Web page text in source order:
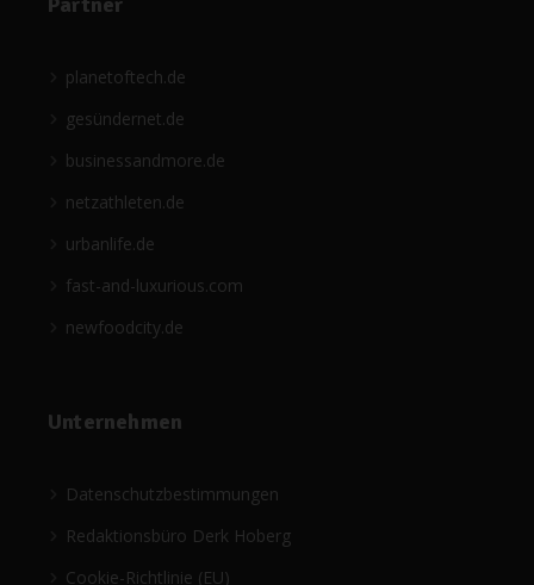
planetoftech.de
gesündernet.de
businessandmore.de
netzathleten.de
urbanlife.de
fast-and-luxurious.com
newfoodcity.de
Unternehmen
Datenschutzbestimmungen
Redaktionsbüro Derk Hoberg
Cookie-Richtlinie (EU)